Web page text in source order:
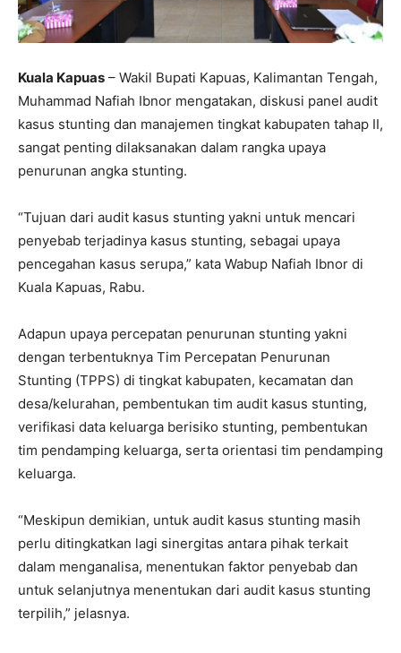
Kuala Kapuas – Wakil Bupati Kapuas, Kalimantan Tengah,
Muhammad Nafiah Ibnor mengatakan, diskusi panel audit
kasus stunting dan manajemen tingkat kabupaten tahap II,
sangat penting dilaksanakan dalam rangka upaya
penurunan angka stunting.
“Tujuan dari audit kasus stunting yakni untuk mencari
penyebab terjadinya kasus stunting, sebagai upaya
pencegahan kasus serupa,” kata Wabup Nafiah Ibnor di
Kuala Kapuas, Rabu.
Adapun upaya percepatan penurunan stunting yakni
dengan terbentuknya Tim Percepatan Penurunan
Stunting (TPPS) di tingkat kabupaten, kecamatan dan
desa/kelurahan, pembentukan tim audit kasus stunting,
verifikasi data keluarga berisiko stunting, pembentukan
tim pendamping keluarga, serta orientasi tim pendamping
keluarga.
“Meskipun demikian, untuk audit kasus stunting masih
perlu ditingkatkan lagi sinergitas antara pihak terkait
dalam menganalisa, menentukan faktor penyebab dan
untuk selanjutnya menentukan dari audit kasus stunting
terpilih,” jelasnya.